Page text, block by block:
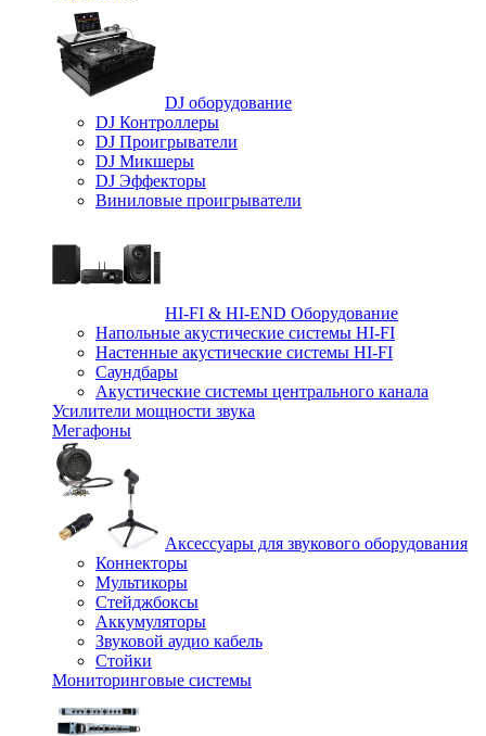
DJ оборудование
DJ Контроллеры
DJ Проигрыватели
DJ Микшеры
DJ Эффекторы
Виниловые проигрыватели
HI-FI & HI-END Оборудование
Напольные акустические системы HI-FI
Настенные акустические системы HI-FI
Саундбары
Акустические системы центрального канала
Усилители мощности звука
Мегафоны
Аксессуары для звукового оборудования
Коннекторы
Мультикоры
Стейджбоксы
Аккумуляторы
Звуковой аудио кабель
Стойки
Мониторинговые системы